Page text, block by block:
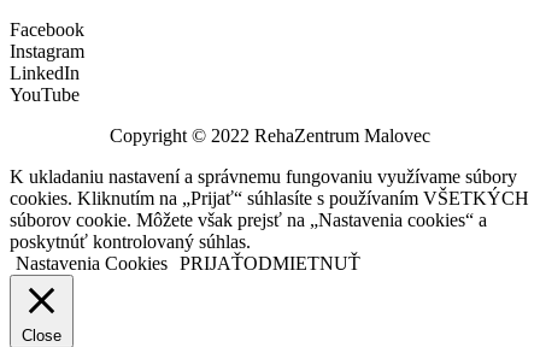
Facebook
Instagram
LinkedIn
YouTube
Copyright © 2022 RehaZentrum Malovec
K ukladaniu nastavení a správnemu fungovaniu využívame súbory
cookies. Kliknutím na „Prijať“ súhlasíte s používaním VŠETKÝCH
súborov cookie. Môžete však prejsť na „Nastavenia cookies“ a
poskytnúť kontrolovaný súhlas.
Nastavenia Cookies PRIJAŤODMIETNUŤ
Close